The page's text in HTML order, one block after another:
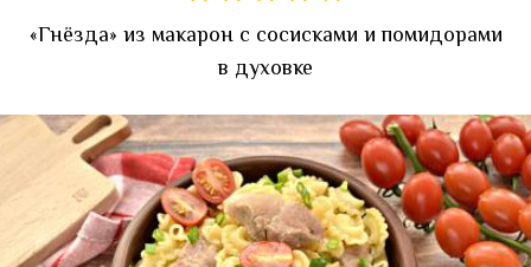
«Гнёзда» из макарон с сосисками и помидорами
в духовке